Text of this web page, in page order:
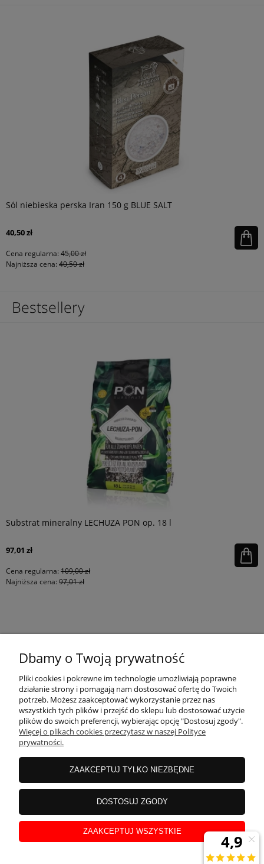
Sól niebieska perska Iran 150 g BLUE SALT
40,50 zł
Cena regularna: 45,00 zł
Najniższa cena: 40,50 zł
Bestsellery
Substrat mineralny LECHUZA PON op. 18 l
97,01 zł
Cena regularna: 109,00 zł
Najniższa cena: 97,01 zł
MOJE KONTO
PŁATNOŚCI I DOSTAWA
INFORMACJE
INSTRUKCJE
O NAS
Dbamy o Twoją prywatność
Pliki cookies i pokrewne im technologie umożliwiają poprawne
działanie strony i pomagają nam dostosować ofertę do Twoich
potrzeb. Możesz zaakceptować wykorzystanie przez nas
wszystkich tych plików i przejść do sklepu lub dostosować użycie
plików do swoich preferencji, wybierając opcję "Dostosuj zgody".
Więcej o plikach cookies przeczytasz w naszej Polityce
prywatności.
ZAAKCEPTUJ TYLKO NIEZBĘDNE
DOSTOSUJ ZGODY
ZAAKCEPTUJ WSZYSTKIE